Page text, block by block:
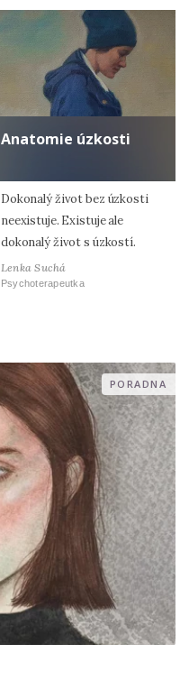
Anatomie úzkosti
Dokonalý život bez úzkosti
neexistuje. Existuje ale
dokonalý život s úzkostí.
Lenka Suchá
Psychoterapeutka
PORADNA